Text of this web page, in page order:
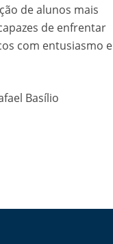
de alunos mais
de enfrentar
com entusiasmo e
Basílio